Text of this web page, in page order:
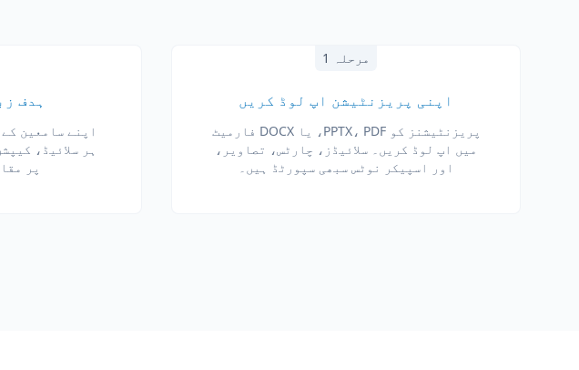
مرحلہ 1
اپنی پریزنٹیشن اپ لوڈ کریں
پریزنٹیشنز کو PPTX، PDF، یا DOCX فارمیٹ
میں اپ لوڈ کریں۔ سلائیڈز، چارٹس، تصاویر،
اور اسپیکر نوٹس سبھی سپورٹڈ ہیں۔
ہدف
اپنے سامعین
ہر سلائیڈ،
پر